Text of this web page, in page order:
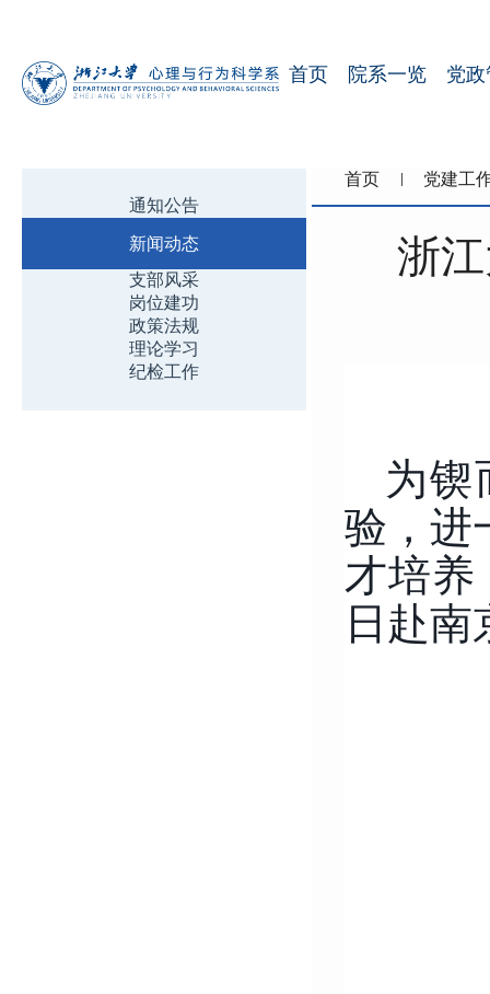
首页 院系一览 党
通知公告
新闻动态
支部风采
岗位建功
政策法规
理论学习
纪检工作
首页 党建工
浙
为锲
验，进
才培养
日赴